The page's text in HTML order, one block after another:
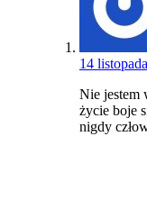
14
Nie jestem
życie boje
nigdy